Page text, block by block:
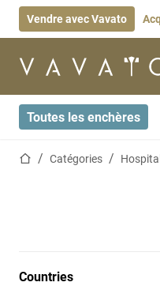
Vendre avec Vavato
Page d'accueil
Toutes les enchères
Page d'accueil
Catégories
Countries